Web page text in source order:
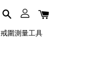
戒圍測量工具